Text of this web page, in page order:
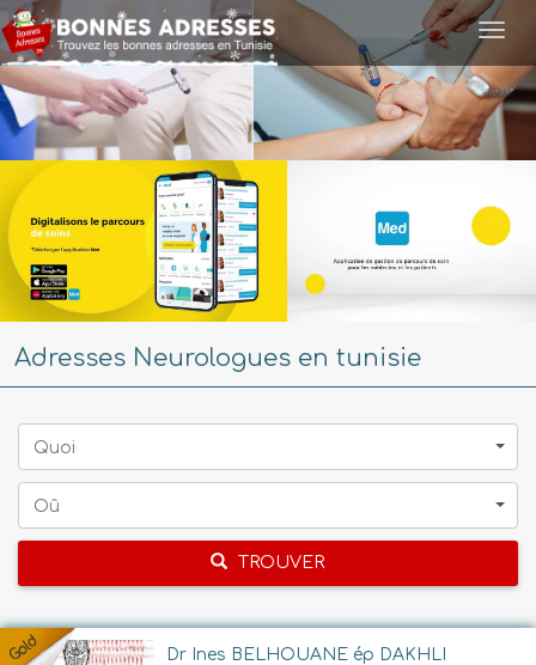
Adresses Neurologues en tunisie
Quoi
Oû
TROUVER
Dr Ines BELHOUANE ép DAKHLI